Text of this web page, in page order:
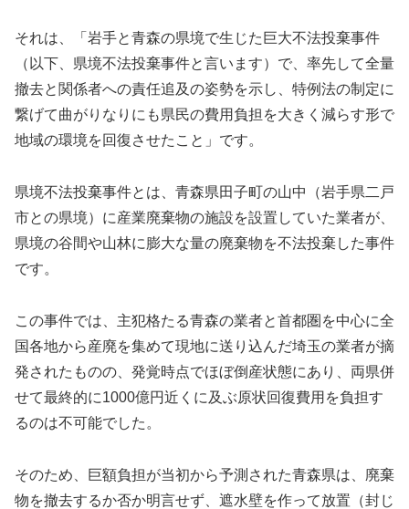
それは、「岩手と青森の県境で生じた巨大不法投棄事件
（以下、県境不法投棄事件と言います）で、率先して全量
撤去と関係者への責任追及の姿勢を示し、特例法の制定に
繋げて曲がりなりにも県民の費用負担を大きく減らす形で
地域の環境を回復させたこと」です。
県境不法投棄事件とは、青森県田子町の山中（岩手県二戸
市との県境）に産業廃棄物の施設を設置していた業者が、
県境の谷間や山林に膨大な量の廃棄物を不法投棄した事件
です。
この事件では、主犯格たる青森の業者と首都圏を中心に全
国各地から産廃を集めて現地に送り込んだ埼玉の業者が摘
発されたものの、発覚時点でほぼ倒産状態にあり、両県併
せて最終的に1000億円近くに及ぶ原状回復費用を負担す
るのは不可能でした。
そのため、巨額負担が当初から予測された青森県は、廃棄
物を撤去するか否か明言せず、遮水壁を作って放置（封じ